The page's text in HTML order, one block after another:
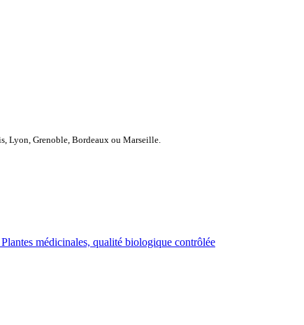
Lyon, Grenoble, Bordeaux ou Marseille.